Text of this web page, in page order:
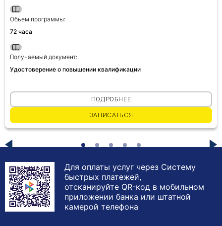
Обьем программы:
72 часа
Получаемый документ:
Удостоверение о повышении квалификации
ПОДРОБНЕЕ
ЗАПИСАТЬСЯ
Для оплаты услуг через Систему
быстрых платежей,
отсканируйте QR-код в мобильном
приложении банка или штатной
камерой телефона